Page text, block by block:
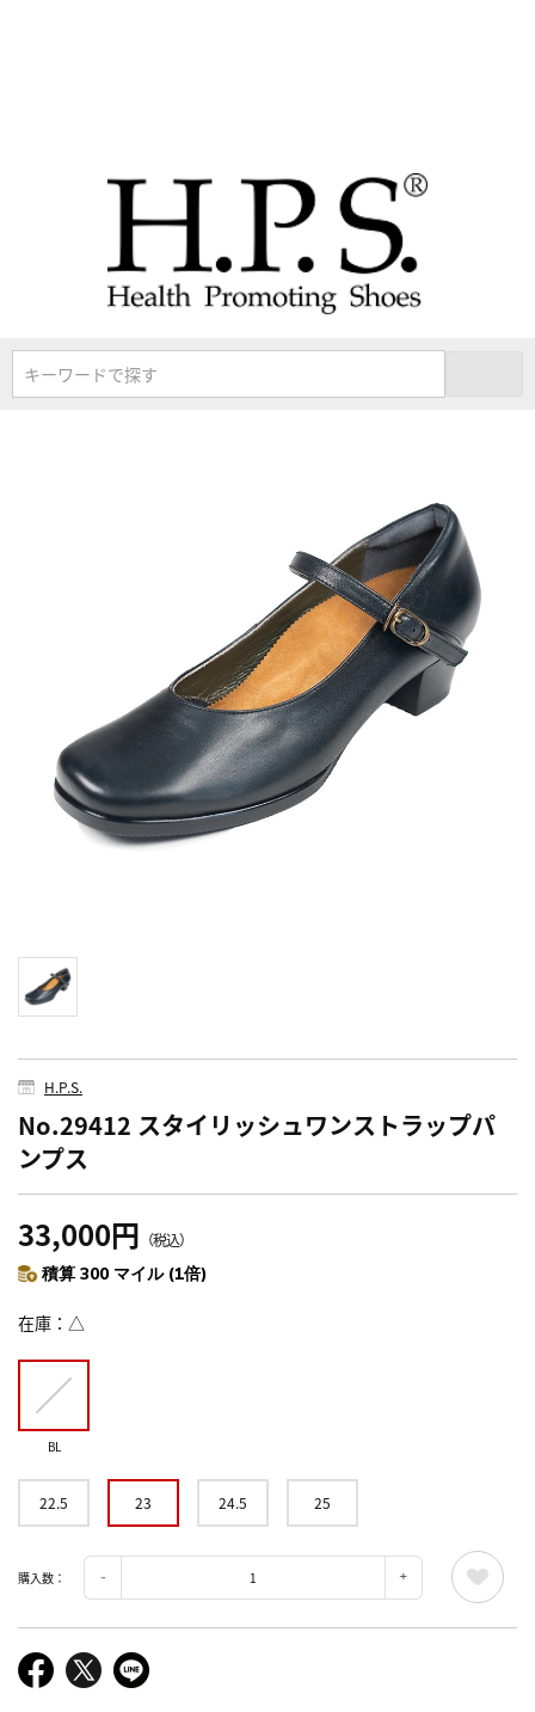
キーワードで探す
H.P.S.
No.29412 スタイリッシュワンストラップパ
ンプス
33,000円 （税込）
積算 300 マイル (1倍)
在庫 △
BL
22.5 23 24.5 25
購入数：